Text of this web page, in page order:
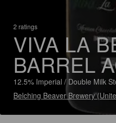
2 ratings
VIVA LA
BARREL
12.5% Imperial / Double Milk
Belching Beaver Brewery